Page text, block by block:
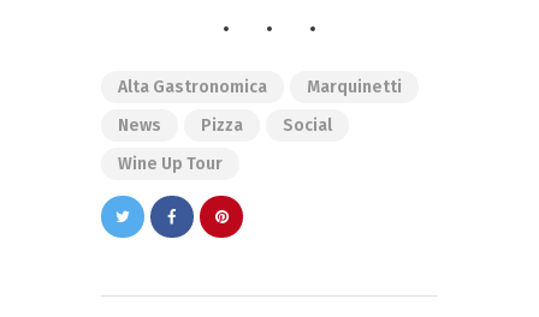
Alta Gastronomica
Marquinetti
News
Pizza
Social
Wine Up Tour